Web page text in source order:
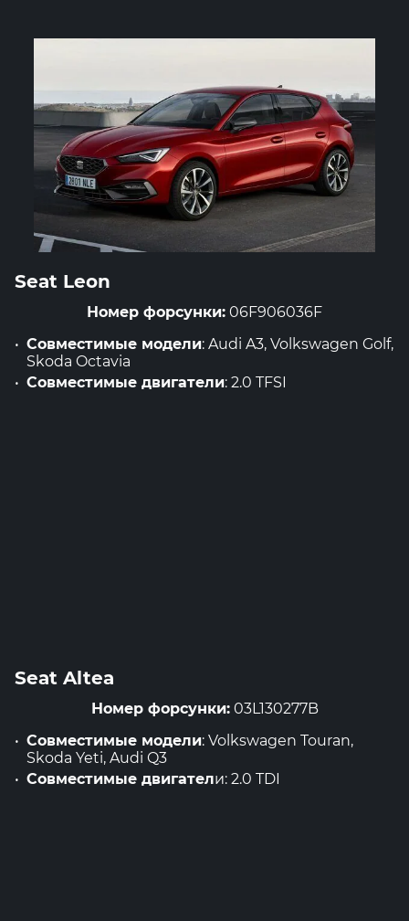
Seat Leon
Номер форсунки: 06F906036F
Совместимые модели: Audi A3, Volkswagen Golf,
Skoda Octavia
Совместимые двигатели: 2.0 TFSI
Seat Altea
Номер форсунки:03L130277B
Совместимые модели: Volkswagen Touran,
Skoda Yeti, Audi Q3
Совместимые двигатели: 2.0 TDI